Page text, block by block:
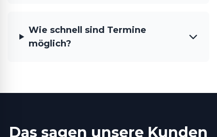
Wie schnell sind Termine
möglich?
Das sagen unsere Kunden